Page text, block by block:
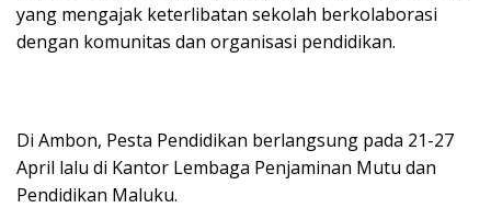
yang mengajak keterlibatan sekolah berkolaborasi
dengan komunitas dan organisasi pendidikan.
Di Ambon, Pesta Pendidikan berlangsung pada 21-27
April lalu di Kantor Lembaga Penjaminan Mutu dan
Pendidikan Maluku.